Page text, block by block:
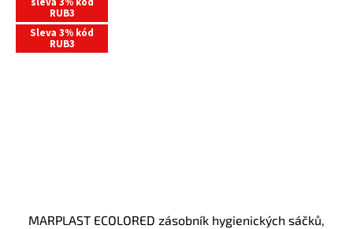
RUB3
Sleva 3% kód
RUB3
MARPLAST ECOLORED zásobník hygienických sáčků,